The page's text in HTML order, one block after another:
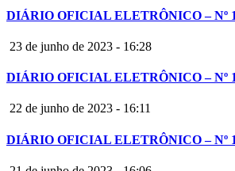
DIÁRIO OFICIAL ELETRÔNICO – Nº
23 de junho de 2023 - 16:28
DIÁRIO OFICIAL ELETRÔNICO – Nº
22 de junho de 2023 - 16:11
DIÁRIO OFICIAL ELETRÔNICO – Nº